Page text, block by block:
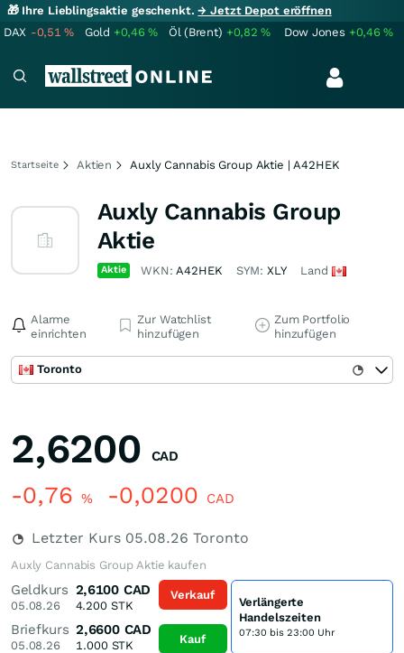
🎁 Ihre Lieblingsaktie geschenkt.→ Jetzt Depot eröffnen
DAX -0,51% Gold +0,46% Öl (Brent) +0,82% Dow Jones +0,46%
Startseite Aktien Auxly Cannabis Group Aktie | A42HEK
Auxly Cannabis Group
Aktie
Aktie WKN:A42HEK SYM: XLY Land
Alarme
einrichten
Zur Watchlist
hinzufügen
Zum Portfolio
hinzufügen
Toronto
2,6200 CAD
-0,76 % -0,0200 CAD
Letzter Kurs 05.08.26 Toronto
Auxly Cannabis Group Aktie kaufen
Geldkurs
05.08.26
2,6100 CAD
4.200STK
Briefkurs
05.08.26
2,6600 CAD
1.000STK
Verkauf
Kauf
Verlängerte
Handelszeiten
07:30 bis 23:00 Uhr